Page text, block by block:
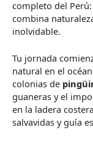
completo del
combina
inolvidable.
Tu jornada
natural en el
colonias de
guaneras y el
en la ladera
salvavidas y guía